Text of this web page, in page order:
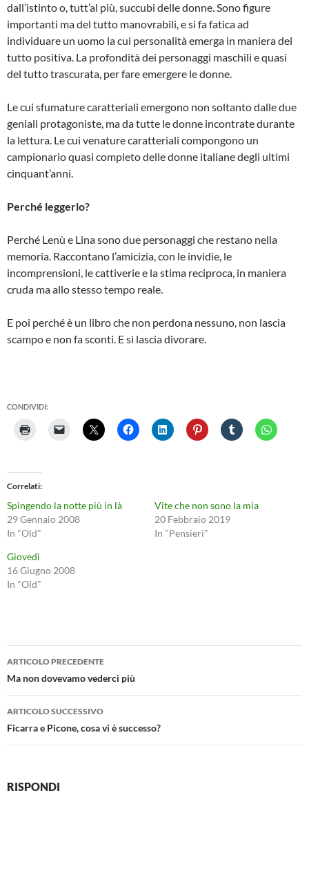
dall’istinto o, tutt’al più, succubi delle donne. Sono figure
importanti ma del tutto manovrabili, e si fa fatica ad
individuare un uomo la cui personalità emerga in maniera del
tutto positiva. La profondità dei personaggi maschili e quasi
del tutto trascurata, per fare emergere le donne.
Le cui sfumature caratteriali emergono non soltanto dalle due
geniali protagoniste, ma da tutte le donne incontrate durante
la lettura. Le cui venature caratteriali compongono un
campionario quasi completo delle donne italiane degli ultimi
cinquant’anni.
Perché leggerlo?
Perché Lenù e Lina sono due personaggi che restano nella
memoria. Raccontano l’amicizia, con le invidie, le
incomprensioni, le cattiverie e la stima reciproca, in maniera
cruda ma allo stesso tempo reale.
E poi perché è un libro che non perdona nessuno, non lascia
scampo e non fa sconti. E si lascia divorare.
CONDIVIDI:
Correlati
Spingendo la notte più in là
29 Gennaio 2008
In "Old"
Vite che non sono la mia
20 Febbraio 2019
In "Pensieri"
Giovedì
16 Giugno 2008
In "Old"
Navigazione
articolo
ARTICOLO PRECEDENTE
Ma non dovevamo vederci più
ARTICOLO SUCCESSIVO
Ficarra e Picone, cosa vi è successo?
RISPONDI